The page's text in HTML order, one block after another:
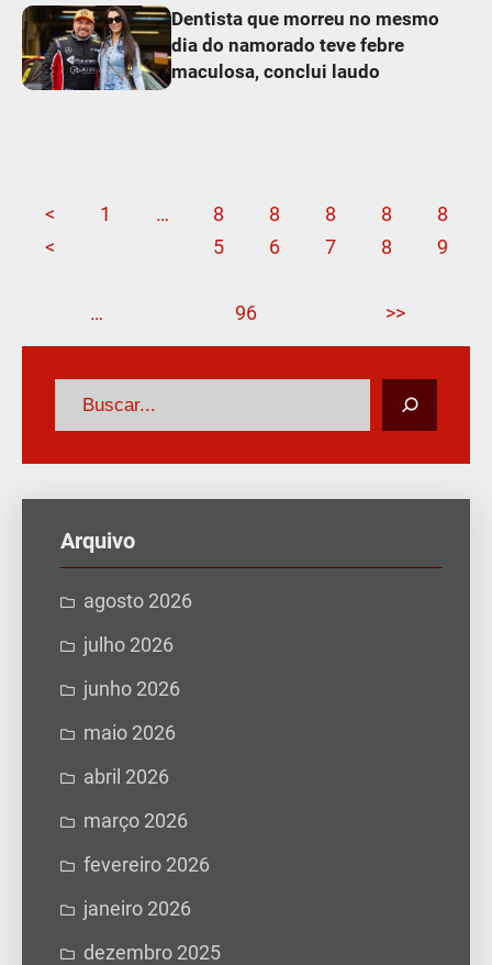
Dentista que morreu no mesmo
dia do namorado teve febre
maculosa, conclui laudo
<
<
1 …
8
5
8
6
8
7
8
8
8
9
… 96 >>
e
s
s
r
Arquivo
agosto 2026
julho 2026
junho 2026
maio 2026
abril 2026
março 2026
fevereiro 2026
janeiro 2026
dezembro 2025